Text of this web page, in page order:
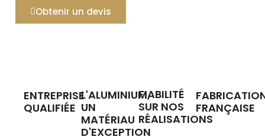
Obtenir un devis
ENTREPRISE
QUALIFIÉE
L'ALUMINIUM,
UN
MATÉRIAU
D'EXCEPTION
FIABILITÉ
SUR NOS
RÉALISATIONS
FRANÇAISE